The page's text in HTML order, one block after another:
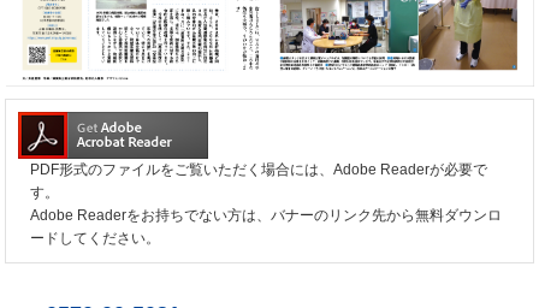
PDF形式のファイルをご覧いただく場合には、Adobe Readerが必要で
す。
Adobe Readerをお持ちでない方は、バナーのリンク先から無料ダウンロ
ードしてください。